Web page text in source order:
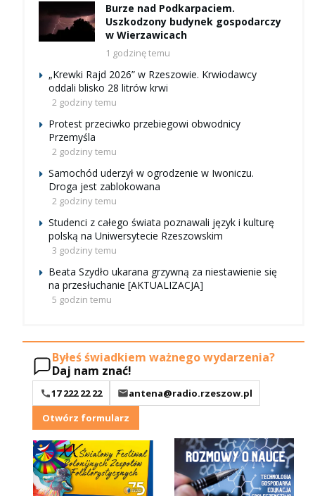
Burze nad Podkarpaciem.
Uszkodzony budynek gospodarczy
w Wierzawicach
1 godzinę temu
„Krewki Rajd 2026” w Rzeszowie. Krwiodawcy
oddali blisko 28 litrów krwi
2 godziny temu
Protest przeciwko przebiegowi obwodnicy
Przemyśla
2 godziny temu
Samochód uderzył w ogrodzenie w Iwoniczu.
Droga jest zablokowana
2 godziny temu
Studenci z całego świata poznawali język i kulturę
polską na Uniwersytecie Rzeszowskim
3 godziny temu
Beata Szydło ukarana grzywną za niestawienie się
na przesłuchanie [AKTUALIZACJA]
5 godzin temu
Byłeś świadkiem ważnego wydarzenia?
Daj nam znać!
17 222 22 22
antena@radio.rzeszow.pl
Otwórz formularz